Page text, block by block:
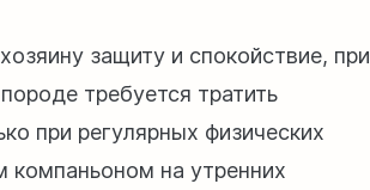
защиту и спокойствие, при
требуется тратить
при регулярных физических
компаньоном на утренних